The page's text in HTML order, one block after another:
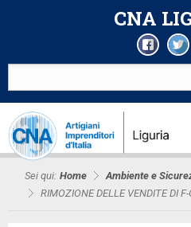
CNA
Sei qui: Home
Ambiente e
RIMOZIONE DELLE VENDITE DI